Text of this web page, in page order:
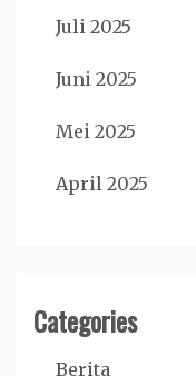
Juli 2025
Juni 2025
Mei 2025
April 2025
Categories
Berita